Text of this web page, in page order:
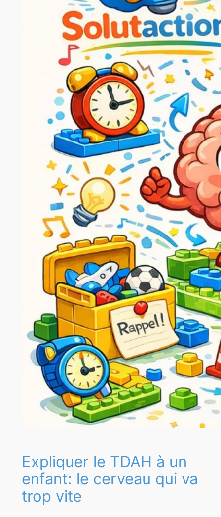
Expliquer le TDAH à un
enfant: le cerveau qui va
trop vite